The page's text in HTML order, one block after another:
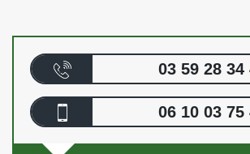
03 59 28 34
06 10 03 75